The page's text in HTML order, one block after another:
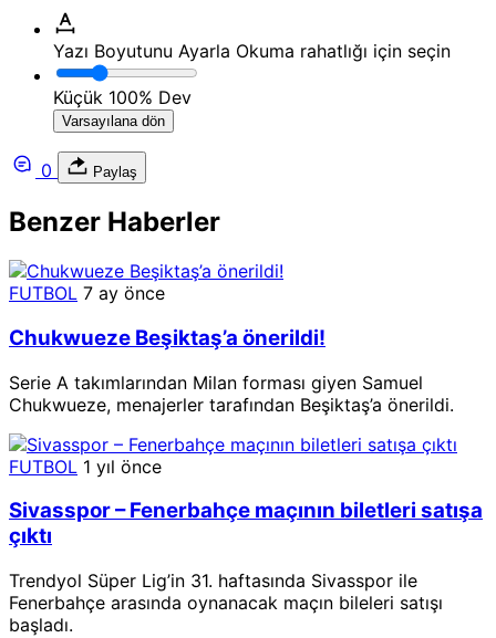
Yazı Boyutunu Ayarla Okuma rahatlığı için seçin
Küçük 100% Dev
Varsayılana dön
0 Paylaş
Benzer Haberler
FUTBOL 7 ay önce
Chukwueze Beşiktaş’a önerildi!
Serie A takımlarından Milan forması giyen Samuel
Chukwueze, menajerler tarafından Beşiktaş’a önerildi.
FUTBOL 1 yıl önce
Sivasspor – Fenerbahçe maçının biletleri satışa
çıktı
Trendyol Süper Lig’in 31. haftasında Sivasspor ile
Fenerbahçe arasında oynanacak maçın bileleri satışı
başladı.